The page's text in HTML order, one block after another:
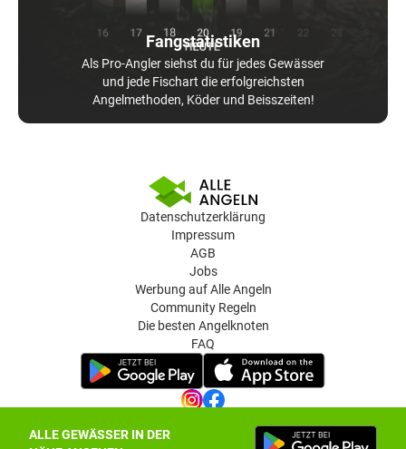
ALLE GEWÄSSER IN DER
Fangstatistiken
Als Pro-Angler siehst du für jedes Gewässer
und jede Fischart die erfolgreichsten
Angelmethoden, Köder und Beisszeiten!
Datenschutzerklärung
Impressum
AGB
Jobs
Werbung auf Alle Angeln
Community Regeln
Die besten Angelknoten
FAQ
Datenschutz-Einstellungen